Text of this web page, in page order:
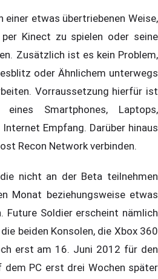
etwas übertriebenen Weise,
Kinect zu spielen oder seine
Zusätzlich ist es kein Problem,
oder Ähnlichem unterwegs
Vorraussetzung hierfür ist
Smartphones, Laptops,
Empfang. Darüber hinaus
Recon Network verbinden.
nicht an der Beta teilnehmen
Monat beziehungsweise etwas
Future Soldier erscheint nämlich
beiden Konsolen, die Xbox 360
erst am 16. Juni 2012 für den
dem PC erst drei Wochen später